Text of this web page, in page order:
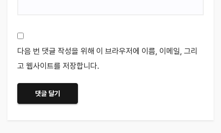
다음 번 댓글 작성을 위해 이 브라우저에 이름, 이메일, 그리
고 웹사이트를 저장합니다.